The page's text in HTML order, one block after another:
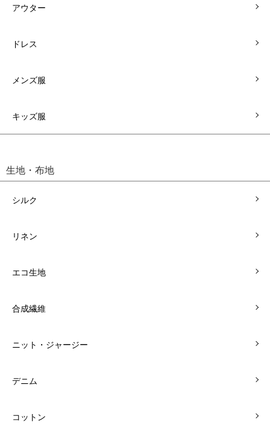
アウター
ドレス
メンズ服
キッズ服
生地・布地
シルク
リネン
エコ生地
合成繊維
ニット・ジャージー
デニム
コットン